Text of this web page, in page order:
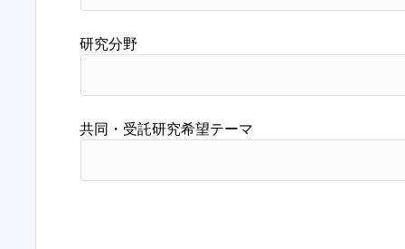
研究分野
共同・受託研究希望テーマ